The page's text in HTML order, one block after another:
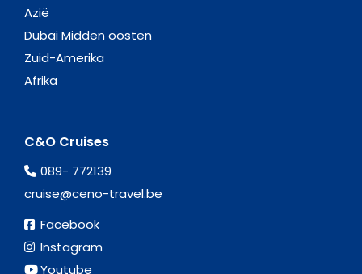
Azië
Dubai Midden oosten
Zuid-Amerika
Afrika
C&O Cruises
089- 772139
cruise@ceno-travel.be
Facebook
Instagram
Youtube